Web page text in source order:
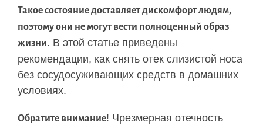
Такое состояние доставляет дискомфорт людям,
поэтому они не могут вести полноценный образ
жизни. В этой статье приведены
рекомендации, как снять отек слизистой носа
без сосудосуживающих средств в домашних
условиях.
Обратите внимание! Чрезмерная отечность